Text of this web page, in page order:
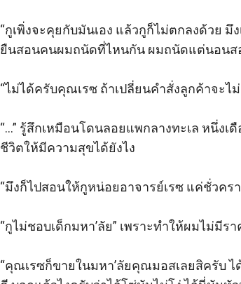
“กูเพิ่งจะคุยกับมันเอง แล้วกูก็ไม่ตกลงด้วย มึ
ยืนสอนคนผมถนัดที่ไหนกัน ผมถนัดแต่นอนส
“ไม่ได้ครับคุณเรซ ถ้าเปลี่ยนคำสั่งลูกค้าจะไม่
“…” รู้สึกเหมือนโดนลอยแพกลางทะเล หนึ่ง
ชีวิตให้มีความสุขได้ยังไง
“มึงก็ไปสอนให้กูหน่อยอาจารย์เรซ แค่ชั่วคร
“กูไม่ชอบเด็กมหา’ลัย” เพราะทำให้ผมไม่มี
“คุณเรซก็ขายในมหา’ลัยคุณมอสเลยสิครับ ไ